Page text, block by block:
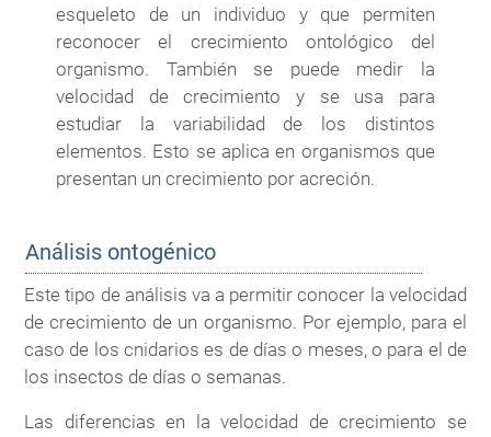
esqueleto de un individuo y que permiten
reconocer el crecimiento ontológico del
organismo. También se puede medir la
velocidad de crecimiento y se usa para
estudiar la variabilidad de los distintos
elementos. Esto se aplica en organismos que
presentan un crecimiento por acreción.
Análisis ontogénico
Este tipo de análisis va a permitir conocer la velocidad
de crecimiento de un organismo. Por ejemplo, para el
caso de los cnidarios es de días o meses, o para el de
los insectos de días o semanas.
Las diferencias en la velocidad de crecimiento se